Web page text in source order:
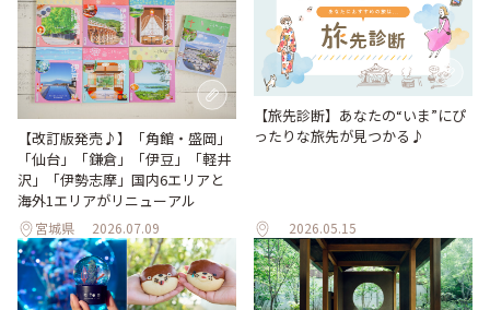
【改訂版発売♪】「角館・盛岡」
「仙台」「鎌倉」「伊豆」「軽井
沢」「伊勢志摩」国内6エリアと
海外1エリアがリニューアル
宮城県 2026.07.09
【旅先診断】あなたの“いま”にぴ
ったりな旅先が見つかる♪
2026.05.15